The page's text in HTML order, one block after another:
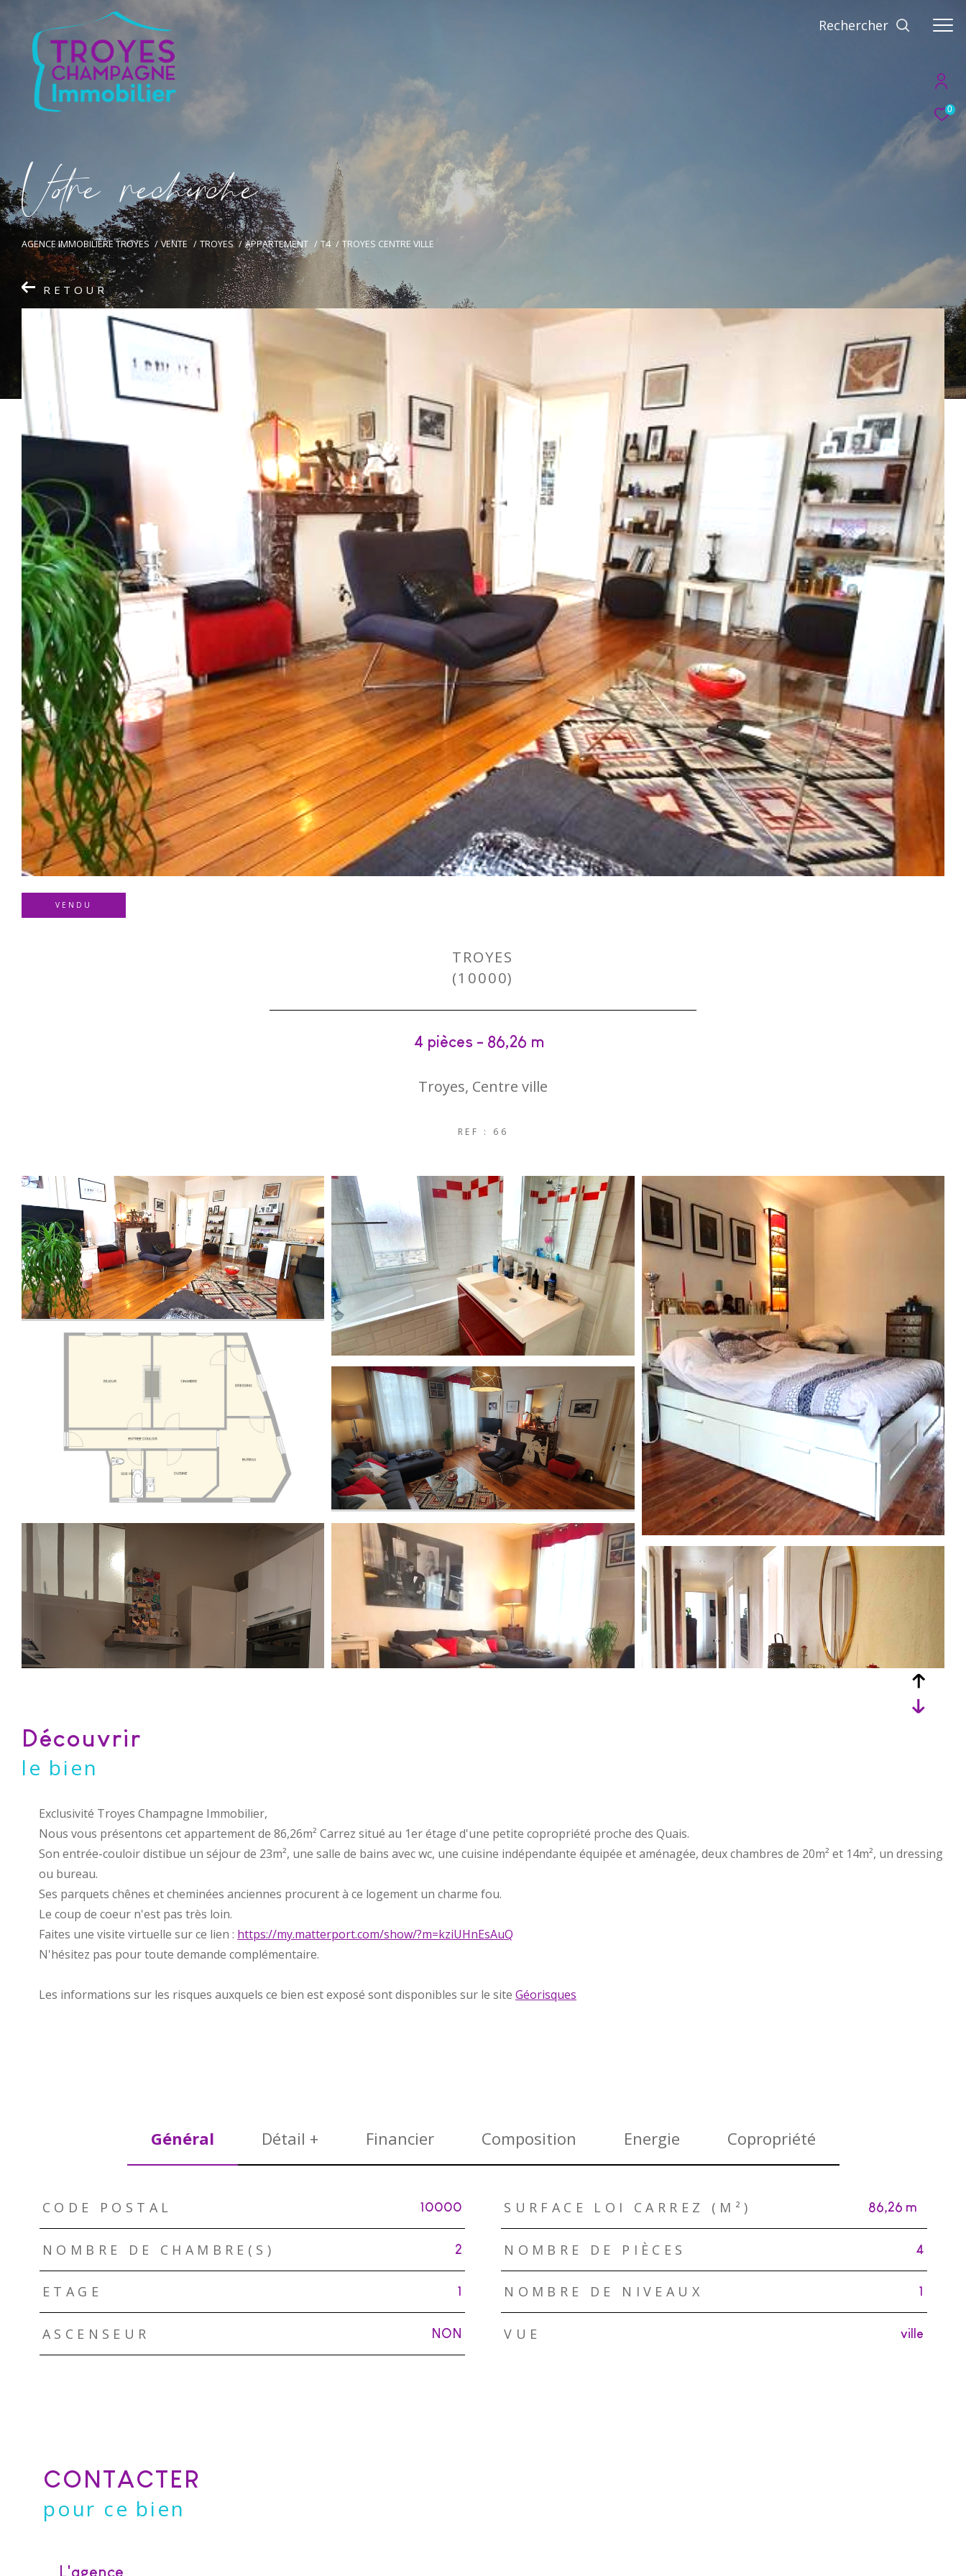
0
Rechercher
Vore recece
AGENCE IMMOBILIÈRE TROYES VENTE TROYES APPARTEMENT T4 TROYES CENTRE VILLE
RETOUR
VENDU
TROYES
(10000)
4 pièces - 86,26 m²
Troyes, Centre ville
REF : 66
découvrir
le bien
Exclusivité Troyes Champagne Immobilier,
Nous vous présentons cet appartement de 86,26m² Carrez situé au 1er étage d'une petite copropriété proche des Quais.
Son entrée-couloir distibue un séjour de 23m², une salle de bains avec wc, une cuisine indépendante équipée et aménagée, deux chambres de 20m² et 14m², un dressing
ou bureau.
Ses parquets chênes et cheminées anciennes procurent à ce logement un charme fou.
Le coup de coeur n'est pas très loin.
Faites une visite virtuelle sur ce lien : https://my.matterport.com/show/?m=kziUHnEsAuQ
N'hésitez pas pour toute demande complémentaire.
Les informations sur les risques auxquels ce bien est exposé sont disponibles sur le site Géorisques
Général Détail + Financier Composition Energie Copropriété
TRAD_ZEPHYR_Caracteristique
CODE POSTAL 10000 SURFACE LOI CARREZ (M²) 86,26 m²
NOMBRE DE CHAMBRE(S) 2 NOMBRE DE PIÈCES 4
ETAGE 1 NOMBRE DE NIVEAUX 1
ASCENSEUR NON VUE ville
CONTACTER
pour ce bien
L'agence